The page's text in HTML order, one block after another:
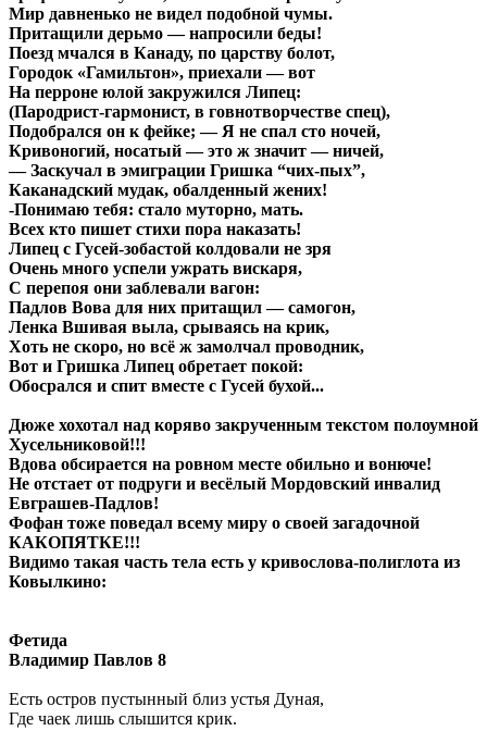
Мир давненько не видел подобной чумы.
Притащили дерьмо — напросили беды!
Поезд мчался в Канаду, по царству болот,
Городок «Гамильтон», приехали — вот
На перроне юлой закружился Липец:
(Пародрист-гармонист, в говнотворчестве спец),
Подобрался он к фейке; — Я не спал сто ночей,
Кривоногий, носатый — это ж значит — ничей,
— Заскучал в эмиграции Гришка “чих-пых”,
Каканадский мудак, обалденный жених!
-Понимаю тебя: стало муторно, мать.
Всех кто пишет стихи пора наказать!
Липец с Гусей-зобастой колдовали не зря
Очень много успели ужрать вискаря,
С перепоя они заблевали вагон:
Падлов Вова для них притащил — самогон,
Ленка Вшивая выла, срываясь на крик,
Хоть не скоро, но всё ж замолчал проводник,
Вот и Гришка Липец обретает покой:
Обосрался и спит вместе с Гусей бухой...
Дюже хохотал над коряво закрученным текстом полоумной
Хусельниковой!!!
Вдова обсирается на ровном месте обильно и вонюче!
Не отстает от подруги и весёлый Мордовский инвалид
Евграшев-Падлов!
Фофан тоже поведал всему миру о своей загадочной
КАКОПЯТКЕ!!!
Видимо такая часть тела есть у кривослова-полиглота из
Ковылкино:
Фетида
Владимир Павлов 8
Есть остров пустынный близ устья Дуная,
Где чаек лишь слышится крик.